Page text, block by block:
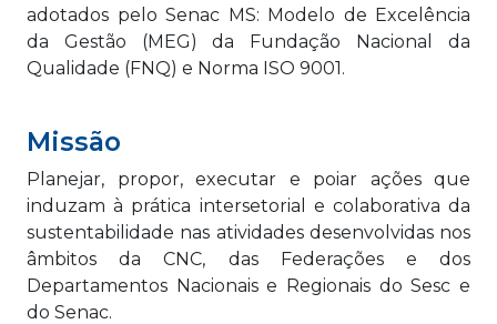
adotados pelo Senac MS: Modelo de Excelência
da Gestão (MEG) da Fundação Nacional da
Qualidade (FNQ) e Norma ISO 9001.
Missão
Planejar, propor, executar e poiar ações que
induzam à prática intersetorial e colaborativa da
sustentabilidade nas atividades desenvolvidas nos
âmbitos da CNC, das Federações e dos
Departamentos Nacionais e Regionais do Sesc e
do Senac.